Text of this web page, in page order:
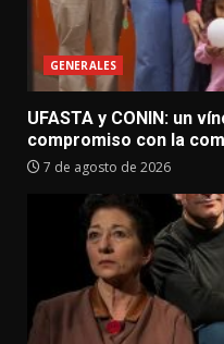
GENERALES
UFASTA y CONIN: un
compromiso con la
7 de agosto de 2026